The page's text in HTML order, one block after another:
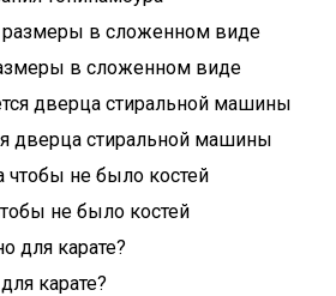
в сложенном виде
дверца стиральной машины
не было костей
карате?